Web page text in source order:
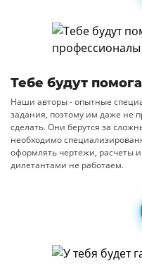
Тебе будут
Наши авторы - опытные
задания, поэтому им даже не
сделать. Они берутся за
необходимо
оформлять чертежи, расчеты
дилетантами не работаем.